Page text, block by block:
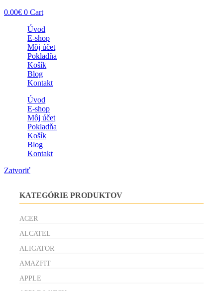
0.00€ 0 Cart
Úvod
E-shop
Môj účet
Pokladňa
Košík
Blog
Kontakt
Úvod
E-shop
Môj účet
Pokladňa
Košík
Blog
Kontakt
Zatvoriť
KATEGÓRIE PRODUKTOV
ACER
ALCATEL
ALIGATOR
AMAZFIT
APPLE